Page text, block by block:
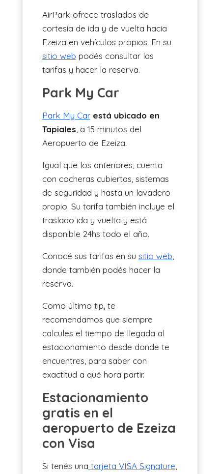
AirPark ofrece traslados de
cortesía de ida y de vuelta hacia
Ezeiza en vehículos propios. En su
sitio web podés consultar las
tarifas y hacer la reserva.
Park My Car
Park My Car está ubicado en
Tapiales , a 15 minutos del
Aeropuerto de Ezeiza.
Igual que los anteriores, cuenta
con cocheras cubiertas, sistemas
de seguridad y hasta un lavadero
propio. Su tarifa también incluye el
traslado ida y vuelta y está
disponible 24hs todo el año.
Conocé sus tarifas en su sitio web
donde también podés hacer la
reserva.
Como último tip, te
recomendamos que siempre
calcules el tiempo de llegada al
estacionamiento desde donde te
encuentres, para saber con
exactitud a qué hora partir.
Estacionamiento
gratis en el
aeropuerto de Ezeiza
con Visa
Si tenés una tarjeta VISA Signature